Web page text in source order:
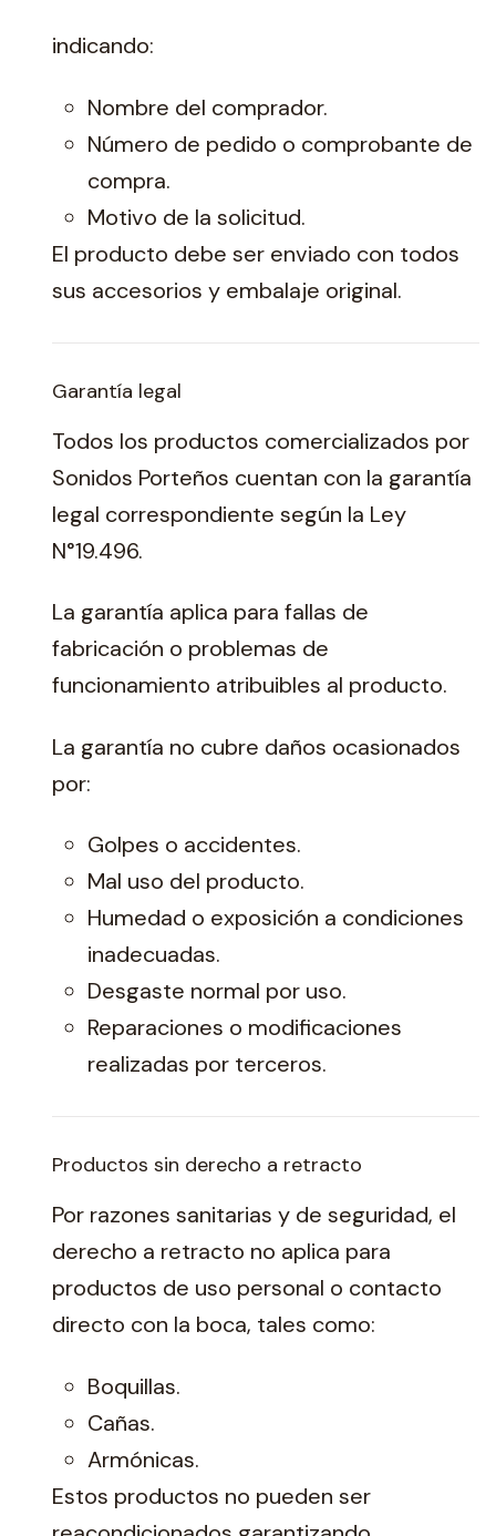
indicando:
Nombre del comprador.
Número de pedido o comprobante de
compra.
Motivo de la solicitud.
El producto debe ser enviado con todos
sus accesorios y embalaje original.
Garantía legal
Todos los productos comercializados por
Sonidos Porteños cuentan con la garantía
legal correspondiente según la Ley
N°19.496.
La garantía aplica para fallas de
fabricación o problemas de
funcionamiento atribuibles al producto.
La garantía no cubre daños ocasionados
por:
Golpes o accidentes.
Mal uso del producto.
Humedad o exposición a condiciones
inadecuadas.
Desgaste normal por uso.
Reparaciones o modificaciones
realizadas por terceros.
Productos sin derecho a retracto
Por razones sanitarias y de seguridad, el
derecho a retracto no aplica para
productos de uso personal o contacto
directo con la boca, tales como:
Boquillas.
Cañas.
Armónicas.
Estos productos no pueden ser